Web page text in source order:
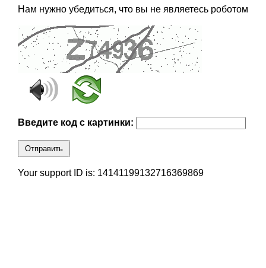
Нам нужно убедиться, что вы не являетесь роботом
Введите код с картинки:
Отправить
Your support ID is: 14141199132716369869